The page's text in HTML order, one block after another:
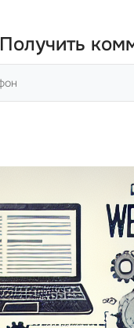
Получить